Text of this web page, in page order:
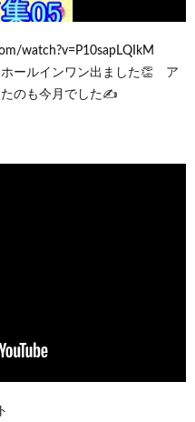
watch?v=P10sapLQIkM
ールインワン出ました👏 ア
たのも今月でした✍